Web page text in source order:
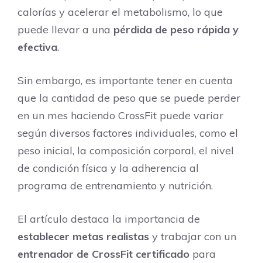
calorías y acelerar el metabolismo, lo que
puede llevar a una pérdida de peso rápida y
efectiva.
Sin embargo, es importante tener en cuenta
que la cantidad de peso que se puede perder
en un mes haciendo CrossFit puede variar
según diversos factores individuales, como el
peso inicial, la composición corporal, el nivel
de condición física y la adherencia al
programa de entrenamiento y nutrición.
El artículo destaca la importancia de
establecer metas realistas y trabajar con un
entrenador de CrossFit certificado para